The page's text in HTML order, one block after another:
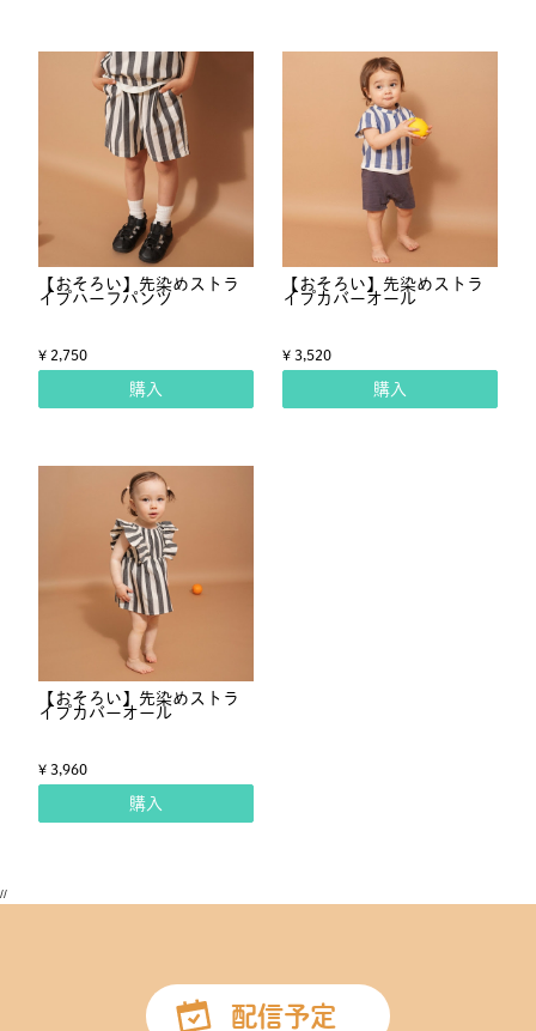
【おそろい】先染めストラ
イプハーフパンツ
¥ 2,750
購入
【おそろい】先染めストラ
イプカバーオール
¥ 3,520
購入
【おそろい】先染めストラ
イプカバーオール
¥ 3,960
購入
//
配信予定